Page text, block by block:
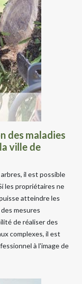
des maladies
ville de
il est possible
les propriétaires ne
atteindre les
mesures
de réaliser des
complexes, il est
à l'image de